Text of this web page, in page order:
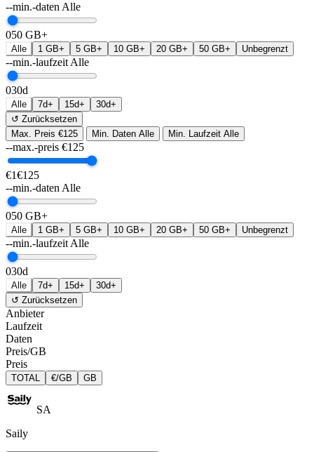
--min.-daten Alle
050 GB+
Alle 1 GB+ 5 GB+ 10 GB+ 20 GB+ 50 GB+ Unbegrenzt
--min.-laufzeit Alle
030d
Alle 7d+ 15d+
30d+
↺ Zurücksetzen
Max. Preis €125 Min. Daten Alle Min. Laufzeit Alle
--max.-preis €125
€1€125
--min.-daten Alle
050 GB+
Alle 1 GB+ 5 GB+ 10 GB+ 20 GB+ 50 GB+ Unbegrenzt
--min.-laufzeit Alle
030d
Alle 7d+ 15d+
30d+
↺ Zurücksetzen
Anbieter
Laufzeit
Daten
Preis/GB
Preis
TOTAL €/GB GB
SA
Saily